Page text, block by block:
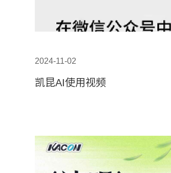
2024-11-02
凯昆AI使用视频